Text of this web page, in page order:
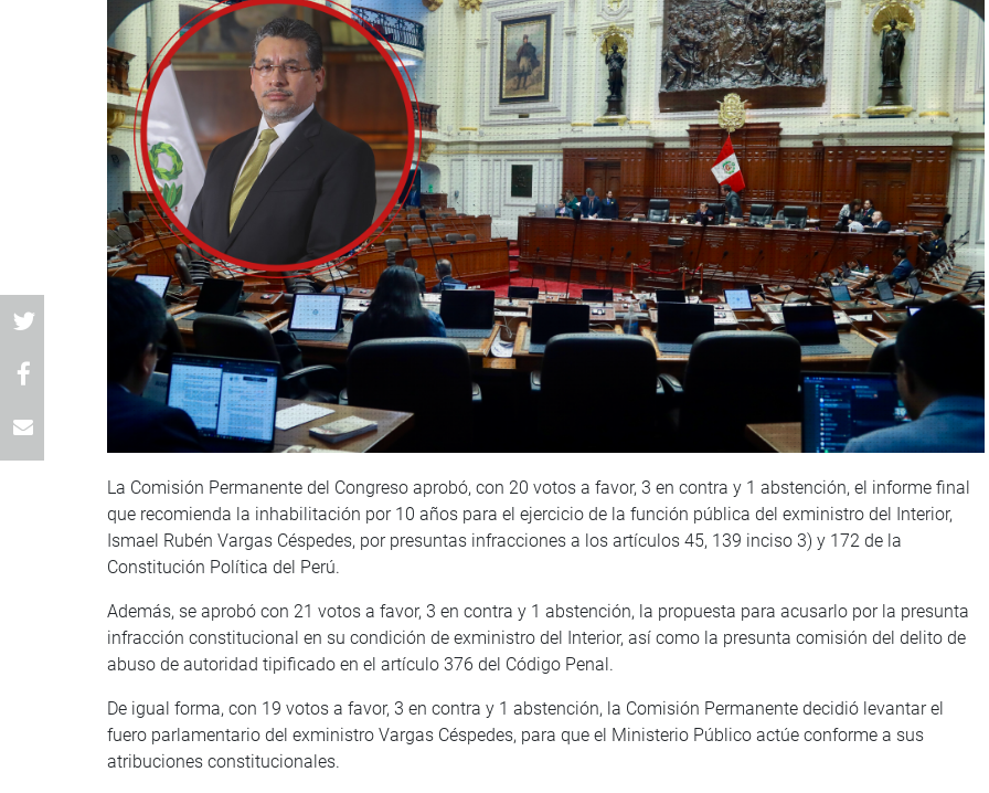
La Comisión Permanente del Congreso aprobó, con 20 votos a favor, 3 en contra y 1 abstención, el informe final
que recomienda la inhabilitación por 10 años para el ejercicio de la función pública del exministro del Interior,
Ismael Rubén Vargas Céspedes, por presuntas infracciones a los artículos 45, 139 inciso 3) y 172 de la
Constitución Política del Perú.
Además, se aprobó con 21 votos a favor, 3 en contra y 1 abstención, la propuesta para acusarlo por la presunta
infracción constitucional en su condición de exministro del Interior, así como la presunta comisión del delito de
abuso de autoridad tipificado en el artículo 376 del Código Penal.
De igual forma, con 19 votos a favor, 3 en contra y 1 abstención, la Comisión Permanente decidió levantar el
fuero parlamentario del exministro Vargas Céspedes, para que el Ministerio Público actúe conforme a sus
atribuciones constitucionales.